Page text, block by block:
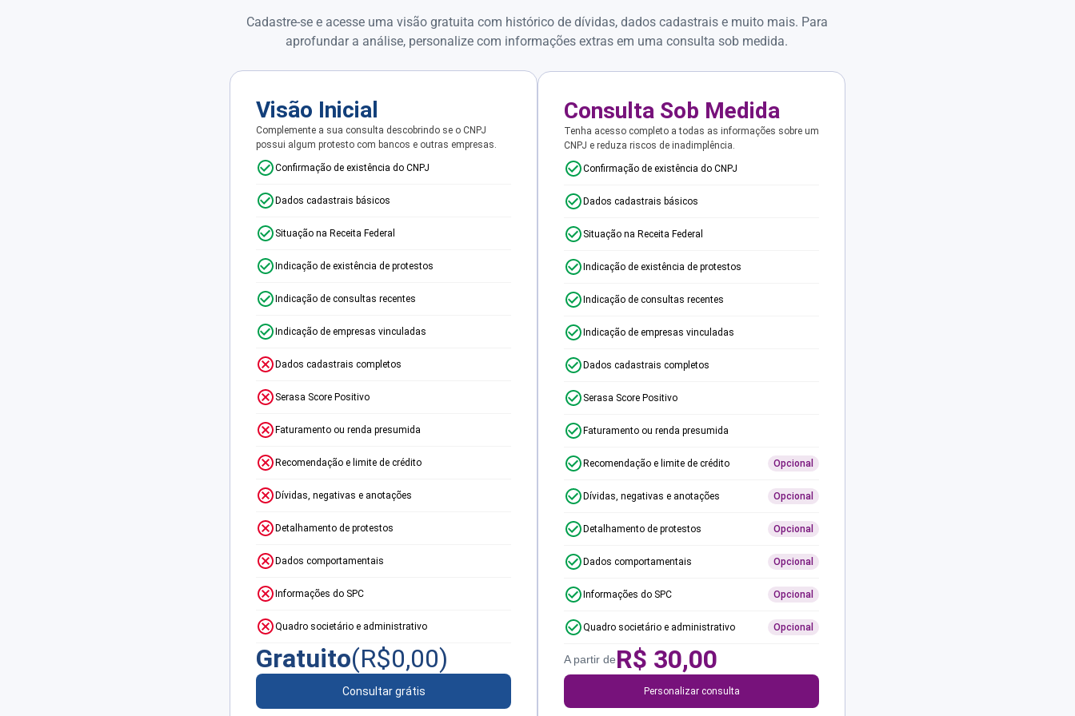
Cadastre-se e acesse uma visão gratuita com histórico de dívidas, dados cadastrais e muito mais. Para
aprofundar a análise, personalize com informações extras em uma consulta sob medida.
Visão Inicial
Complemente a sua consulta descobrindo se o CNPJ
possui algum protesto com bancos e outras empresas.
Confirmação de existência do CNPJ
Dados cadastrais básicos
Situação na Receita Federal
Indicação de existência de protestos
Indicação de consultas recentes
Indicação de empresas vinculadas
Dados cadastrais completos
Serasa Score Positivo
Faturamento ou renda presumida
Recomendação e limite de crédito
Dívidas, negativas e anotações
Detalhamento de protestos
Dados comportamentais
Informações do SPC
Quadro societário e administrativo
Gratuito(R$0,00)
Consultar grátis
Consulta Sob Medida
Tenha acesso completo a todas as informações sobre um
CNPJ e reduza riscos de inadimplência.
Confirmação de existência do CNPJ
Dados cadastrais básicos
Situação na Receita Federal
Indicação de existência de protestos
Indicação de consultas recentes
Indicação de empresas vinculadas
Dados cadastrais completos
Serasa Score Positivo
Faturamento ou renda presumida
Recomendação e limite de crédito Opcional
Dívidas, negativas e anotações Opcional
Detalhamento de protestos Opcional
Dados comportamentais Opcional
Informações do SPC Opcional
Quadro societário e administrativo Opcional
A partir deR$ 30,00
Personalizar consulta